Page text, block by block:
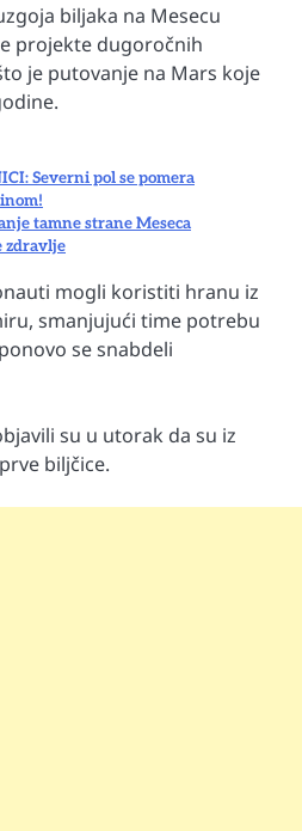
biljaka na Mesecu
projekte dugoročnih
je putovanje na Mars koje
Severni pol se pomera
tamne strane Meseca
zdravlje
mogli koristiti hranu iz
smanjujući time potrebu
se snabdeli
su u utorak da su iz
biljčice.